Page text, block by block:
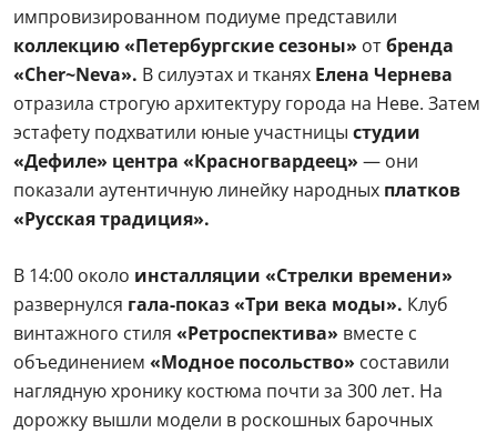
импровизированном подиуме представили
коллекцию «Петербургские сезоны» отбренда
«Cher~Neva». В силуэтах и тканях Елена Чернева
отразила строгую архитектуру города на Неве. Затем
эстафету подхватили юные участницы студии
«Дефиле» центра «Красногвардеец» — они
показали аутентичную линейку народных платков
«Русская традиция».
В 14:00 около инсталляции «Стрелки времени»
развернулся гала-показ «Три века моды». Клуб
винтажного стиля «Ретроспектива» вместе с
объединением «Модное посольство» составили
наглядную хронику костюма почти за 300 лет. На
дорожку вышли модели в роскошных барочных